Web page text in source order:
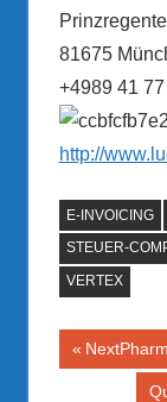
81675
+4989 41
http://
E-INVOICING
STEUER-
VERTEX
Vorheriger
Beitrag: